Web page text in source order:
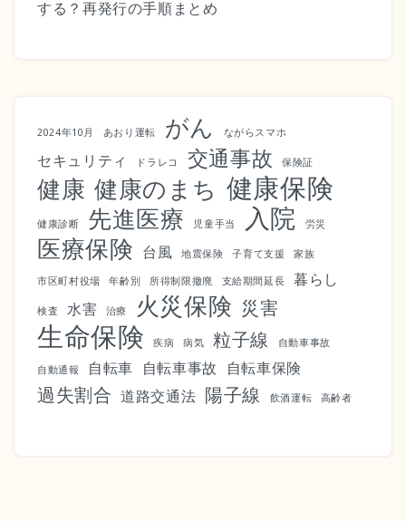
する？再発行の手順まとめ
2024年10月 あおり運転 がん ながらスマホ
セキュリティ ドラレコ 交通事故 保険証
健康 健康のまち 健康保険
健康診断 先進医療 児童手当 入院 労災
医療保険 台風 地震保険 子育て支援 家族
市区町村役場 年齢別 所得制限撤廃 支給期間延長 暮らし
検査 水害 治療 火災保険 災害
生命保険 疾病 病気 粒子線 自動車事故
自動通報 自転車 自転車事故 自転車保険
過失割合 道路交通法 陽子線 飲酒運転 高齢者